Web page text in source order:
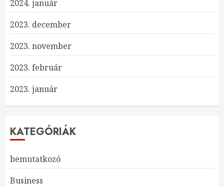
2024. január
2023. december
2023. november
2023. február
2023. január
KATEGÓRIÁK
bemutatkozó
Business